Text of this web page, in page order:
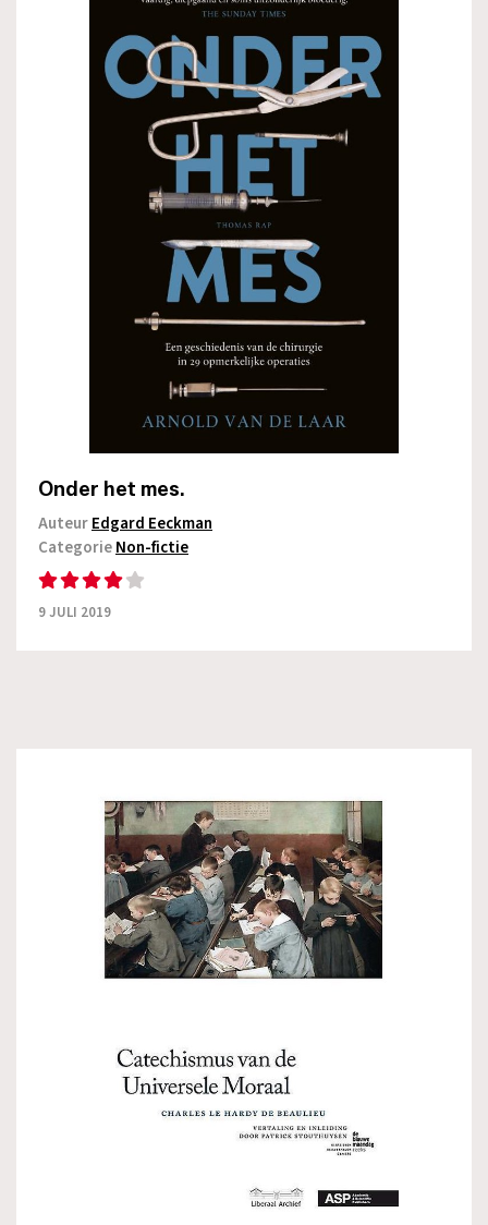
Onder het mes.
AuteurEdgard Eeckman
CategorieNon-fictie
9 JULI 2019